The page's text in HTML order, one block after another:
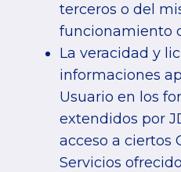
terceros o del
funcionamiento
La veracidad y
informaciones
Usuario en los
extendidos por
acceso a ciertos
Servicios